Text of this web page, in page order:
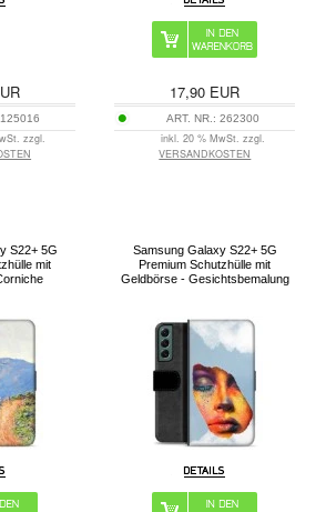
125016
zzgl.
17,90 EUR
ART. NR.:262300
inkl. 20 % MwSt. zzgl.
VERSANDKOSTEN
S22+ 5G
mit
Samsung Galaxy S22+ 5G
Premium Schutzhülle mit
Geldbörse - Gesichtsbemalung